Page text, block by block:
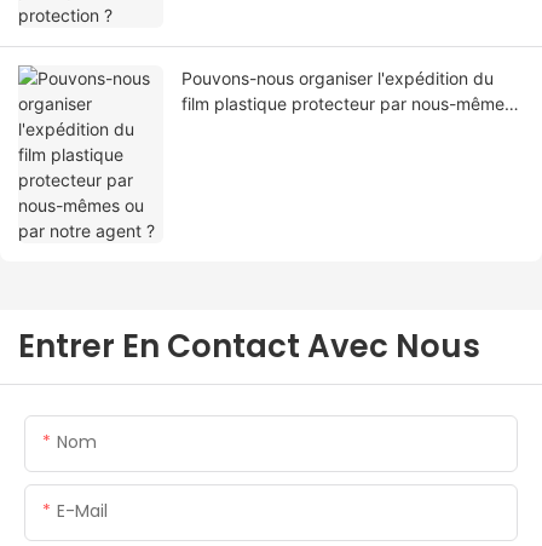
Pouvons-nous organiser l'expédition du
film plastique protecteur par nous-mêmes
Entrer En Contact Avec Nous
Nom
E-Mail